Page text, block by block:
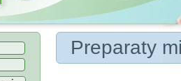
Preparaty
Preparaty